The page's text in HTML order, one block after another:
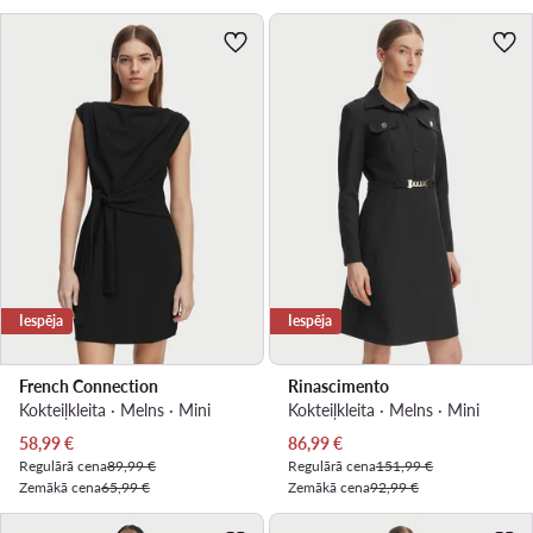
Iespēja
French Connection
Kokteiļkleita · Melns · Mini
Pašreizējā cena
58,99€
Regulārā cena89,99 €
Zemākā cena65,99 €
Iespēja
Rinascimento
Kokteiļkleita · Melns · Mini
Pašreizējā cena
86,99€
Regulārā cena151,99 €
Zemākā cena92,99 €